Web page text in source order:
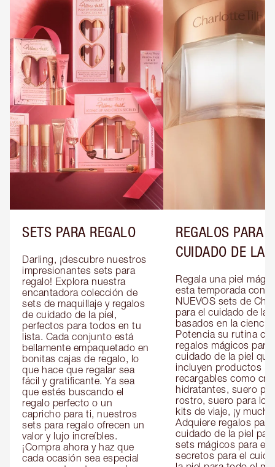
SETS PARA REGALO
Darling, ¡descubre nuestros
impresionantes sets para
regalo! Explora nuestra
encantadora colección de
sets de maquillaje y regalos
de cuidado de la piel,
perfectos para todos en tu
lista. Cada conjunto está
bellamente empaquetado en
bonitas cajas de regalo, lo
que hace que regalar sea
fácil y gratificante. Ya sea
que estés buscando el
regalo perfecto o un
capricho para ti, nuestros
sets para regalo ofrecen un
valor y lujo increíbles.
¡Compra ahora y haz que
cada ocasión sea especial
REGALOS PARA
CUIDADO DE LA
Regala una piel
esta temporada con
NUEVOS sets de
para el cuidado de la
basados en la ciencia.
Potencia su rutina
regalos mágicos para
cuidado de la piel que
incluyen productos
recargables como
hidratantes, suero
rostro, suero para los
kits de viaje, ¡y
Adquiere regalos para
cuidado de la piel
sets mágicos para
secretos para el